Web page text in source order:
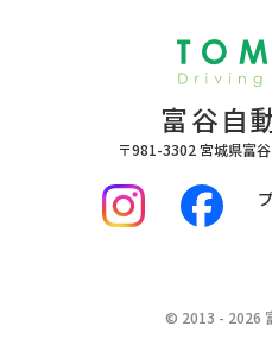
富谷自
〒981-3302 宮城県富
© 2013 - 2026